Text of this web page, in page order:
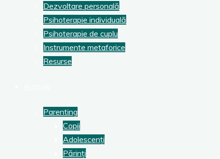
Dezvoltare personală
Psihoterapie individuală
Psihoterapie de cuplu
Instrumente metaforice
Resurse
Parenting
Copii
Adolescenți
Părinți